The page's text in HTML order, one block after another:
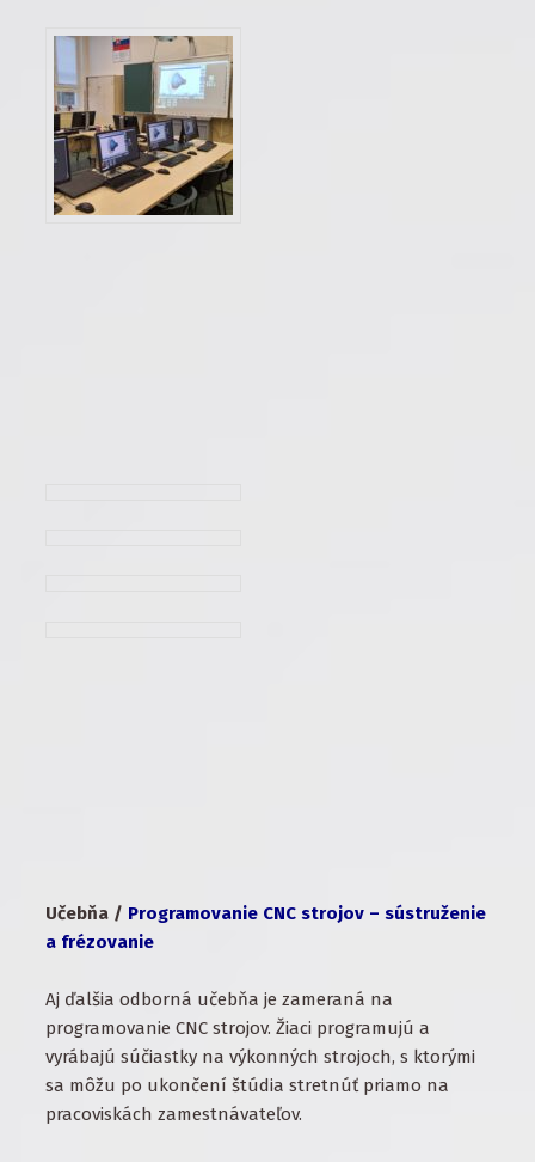
Učebňa / Programovanie CNC strojov – sústruženie
a frézovanie
Aj ďalšia odborná učebňa je zameraná na
programovanie CNC strojov. Žiaci programujú a
vyrábajú súčiastky na výkonných strojoch, s ktorými
sa môžu po ukončení štúdia stretnúť priamo na
pracoviskách zamestnávateľov.